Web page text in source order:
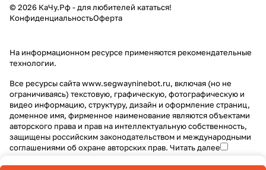
© 2026 КаЧу.Рф - для любителей кататься!
КонфиденциальностьОферта
На информационном ресурсе применяются рекомендательные
технологии.
Все ресурсы сайта www.segwayninebot.ru, включая (но не
ограничиваясь) текстовую, графическую, фотографическую и
видео информацию, структуру, дизайн и оформление страниц,
доменное имя, фирменное наименование являются объектами
авторского права и прав на интеллектуальную собственность,
защищены российским законодательством и международными
соглашениями об охране авторских прав. Читать далее